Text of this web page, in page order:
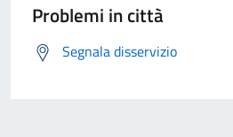
Problemi in città
Segnala disservizio